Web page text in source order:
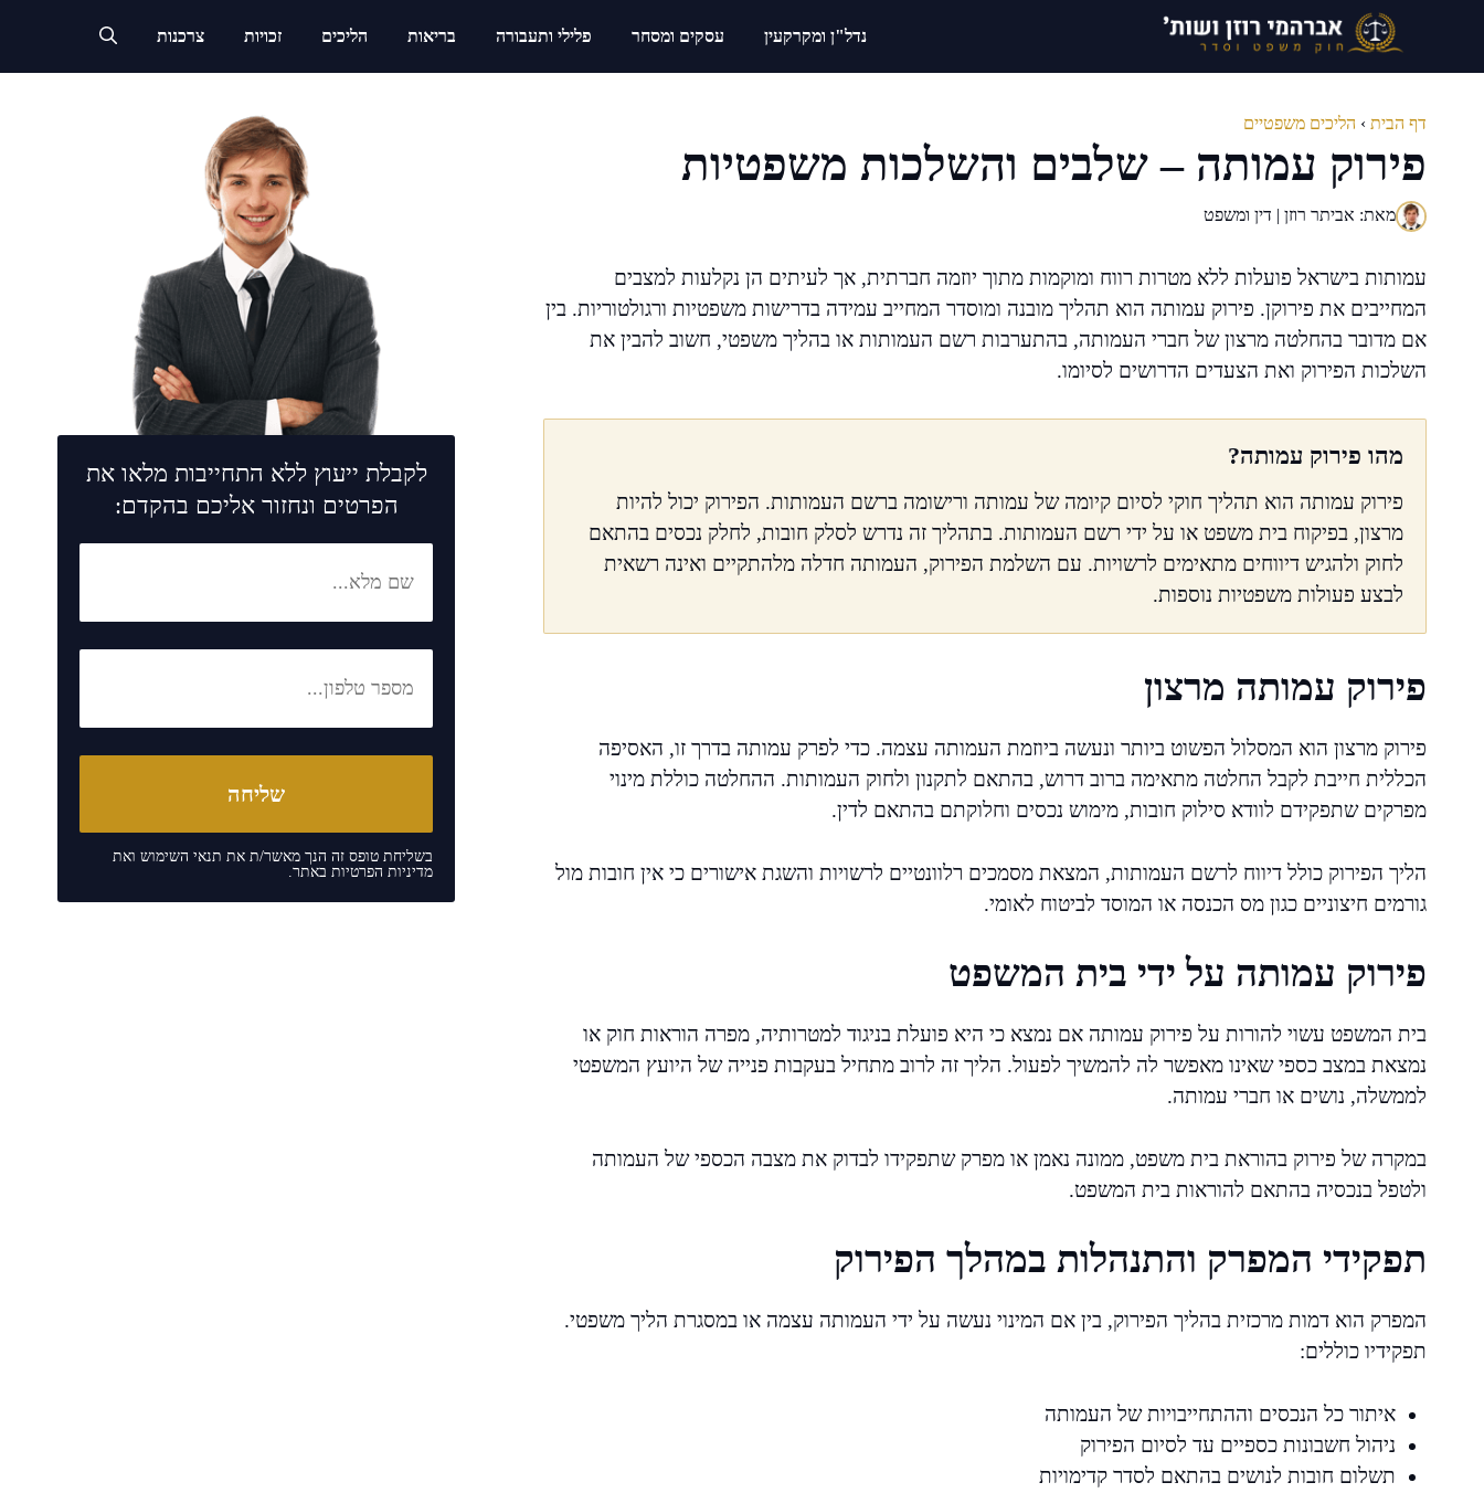
נדל"ן ומקרקעין עסקים ומסחר פלילי ותעבורה בריאות הליכים זכויות צרכנות
דף הבית › הליכים משפטיים
פירוק עמותה – שלבים והשלכות משפטיות
מאת: אביתר רוזן | דין ומשפט
עמותות בישראל פועלות ללא מטרות רווח ומוקמות מתוך יוזמה חברתית, אך לעיתים הן נקלעות למצבים
המחייבים את פירוקן. פירוק עמותה הוא תהליך מובנה ומוסדר המחייב עמידה בדרישות משפטיות ורגולטוריות. בין
אם מדובר בהחלטה מרצון של חברי העמותה, בהתערבות רשם העמותות או בהליך משפטי, חשוב להבין את
השלכות הפירוק ואת הצעדים הדרושים לסיומו.
מהו פירוק עמותה?
פירוק עמותה הוא תהליך חוקי לסיום קיומה של עמותה ורישומה ברשם העמותות. הפירוק יכול להיות
מרצון, בפיקוח בית משפט או על ידי רשם העמותות. בתהליך זה נדרש לסלק חובות, לחלק נכסים בהתאם
לחוק ולהגיש דיווחים מתאימים לרשויות. עם השלמת הפירוק, העמותה חדלה מלהתקיים ואינה רשאית
לבצע פעולות משפטיות נוספות.
פירוק עמותה מרצון
פירוק מרצון הוא המסלול הפשוט ביותר ונעשה ביוזמת העמותה עצמה. כדי לפרק עמותה בדרך זו, האסיפה
הכללית חייבת לקבל החלטה מתאימה ברוב דרוש, בהתאם לתקנון ולחוק העמותות. ההחלטה כוללת מינוי
מפרקים שתפקידם לוודא סילוק חובות, מימוש נכסים וחלוקתם בהתאם לדין.
הליך הפירוק כולל דיווח לרשם העמותות, המצאת מסמכים רלוונטיים לרשויות והשגת אישורים כי אין חובות מול
גורמים חיצוניים כגון מס הכנסה או המוסד לביטוח לאומי.
פירוק עמותה על ידי בית המשפט
בית המשפט עשוי להורות על פירוק עמותה אם נמצא כי היא פועלת בניגוד למטרותיה, מפרה הוראות חוק או
נמצאת במצב כספי שאינו מאפשר לה להמשיך לפעול. הליך זה לרוב מתחיל בעקבות פנייה של היועץ המשפטי
לממשלה, נושים או חברי עמותה.
במקרה של פירוק בהוראת בית משפט, ממונה נאמן או מפרק שתפקידו לבדוק את מצבה הכספי של העמותה
ולטפל בנכסיה בהתאם להוראות בית המשפט.
תפקידי המפרק והתנהלות במהלך הפירוק
המפרק הוא דמות מרכזית בהליך הפירוק, בין אם המינוי נעשה על ידי העמותה עצמה או במסגרת הליך משפטי.
תפקידיו כוללים:
איתור כל הנכסים וההתחייבויות של העמותה
ניהול חשבונות כספיים עד לסיום הפירוק
תשלום חובות לנושים בהתאם לסדר קדימויות
לקבלת ייעוץ ללא התחייבות מלאו את
הפרטים ונחזור אליכם בהקדם:
בשליחת טופס זה הנך מאשר/ת את תנאי השימושואת
מדיניות הפרטיותבאתר.